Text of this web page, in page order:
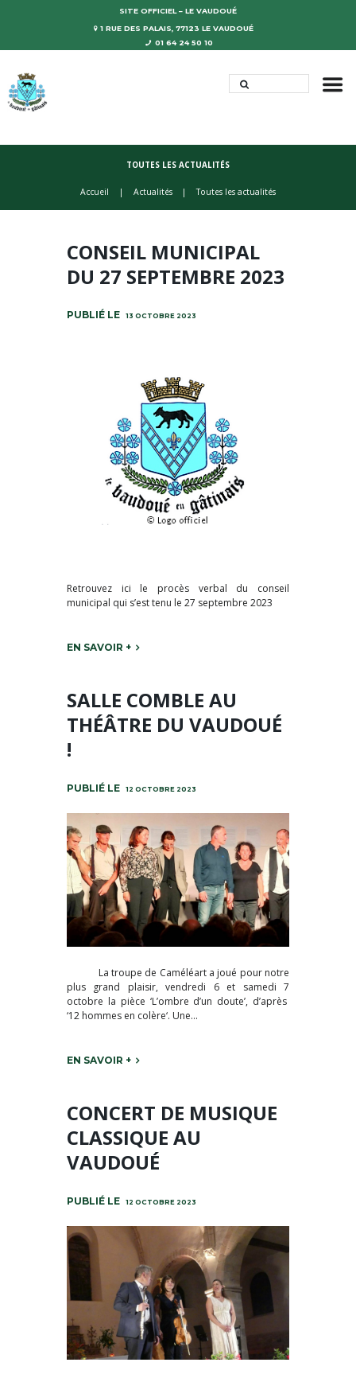
SITE OFFICIEL – LE VAUDOUÉ
1 RUE DES PALAIS, 77123 LE VAUDOUÉ
01 64 24 50 10
TOUTES LES ACTUALITÉS
Accueil Actualités Toutes les actualités
CONSEIL MUNICIPAL
DU 27 SEPTEMBRE 2023
13 OCTOBRE 2023
Retrouvez ici le procès verbal du conseil
municipal qui s’est tenu le 27 septembre 2023
EN SAVOIR +
SALLE COMBLE AU
THÉÂTRE DU VAUDOUÉ
!
12 OCTOBRE 2023
La troupe de Caméléart a joué pour notre
plus grand plaisir, vendredi 6 et samedi 7
octobre la pièce ‘L’ombre d’un doute’, d’après
‘12 hommes en colère‘. Une...
EN SAVOIR +
CONCERT DE MUSIQUE
CLASSIQUE AU
VAUDOUÉ
12 OCTOBRE 2023